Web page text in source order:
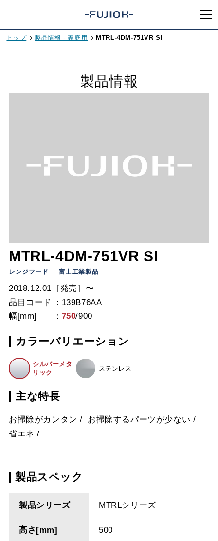
トップ 製品情報 - 家庭用 MTRL-4DM-751VR SI
製品情報
MTRL-4DM-751VR SI
レンジフード 富士工業製品
2018.12.01［発売］〜
品目コード
139B76AA
幅[mm]
750/900
カラーバリエーション
シルバーメタ
リック
ステンレス
主な特長
お掃除がカンタン
お掃除するパーツが少ない
省エネ
製品スペック
製品シリーズ MTRLシリーズ
高さ[mm] 500